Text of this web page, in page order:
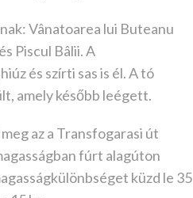
Vânatoarea lui Buteanu
Piscul Bâlii. A
és szírti sas is él. A tó
amely később leégett.
az a Transfogarasi út
fúrt alagúton
küzd le 35